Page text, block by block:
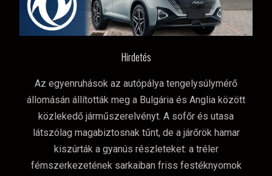
Hirdetés
Az egyenruhások az autópálya tengelysúlymérő
állomásán állították meg a Bulgária és Anglia között
közlekedő járműszerelvényt. A sofőr és utasa
látszólag magabiztosnak tűnt, de a járőrök hamar
kiszúrták a gyanús részleteket: a tréler
fémszerkezetének sarkaiban friss festéknyomok